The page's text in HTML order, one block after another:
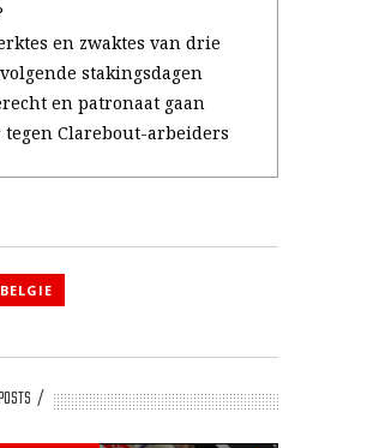
en zwaktes van drie
stakingsdagen
en patronaat gaan
tegen Clarebout-arbeiders
BELGIE